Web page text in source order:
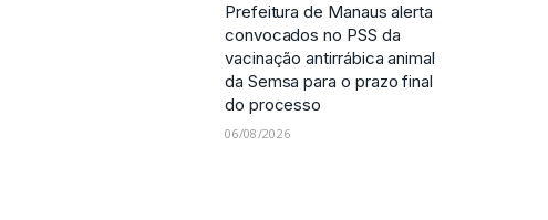
Prefeitura de Manaus alerta
convocados no PSS da
vacinação antirrábica animal
da Semsa para o prazo final
do processo
06/08/2026